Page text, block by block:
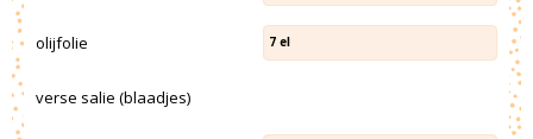
olijfolie 7 el
verse salie (blaadjes)